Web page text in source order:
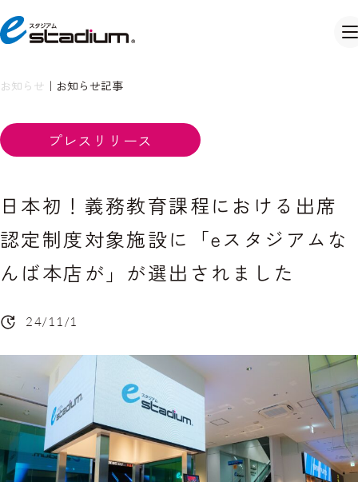
お知らせ ｜ お知らせ記事
プレスリリース
日本初！義務教育課程における出席
認定制度対象施設に「eスタジアムな
んば本店が」が選出されました
24/11/1